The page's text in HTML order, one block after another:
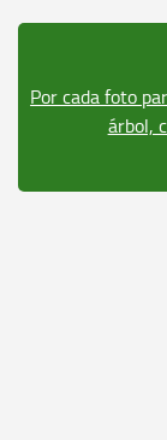
Por cada foto
árbol,